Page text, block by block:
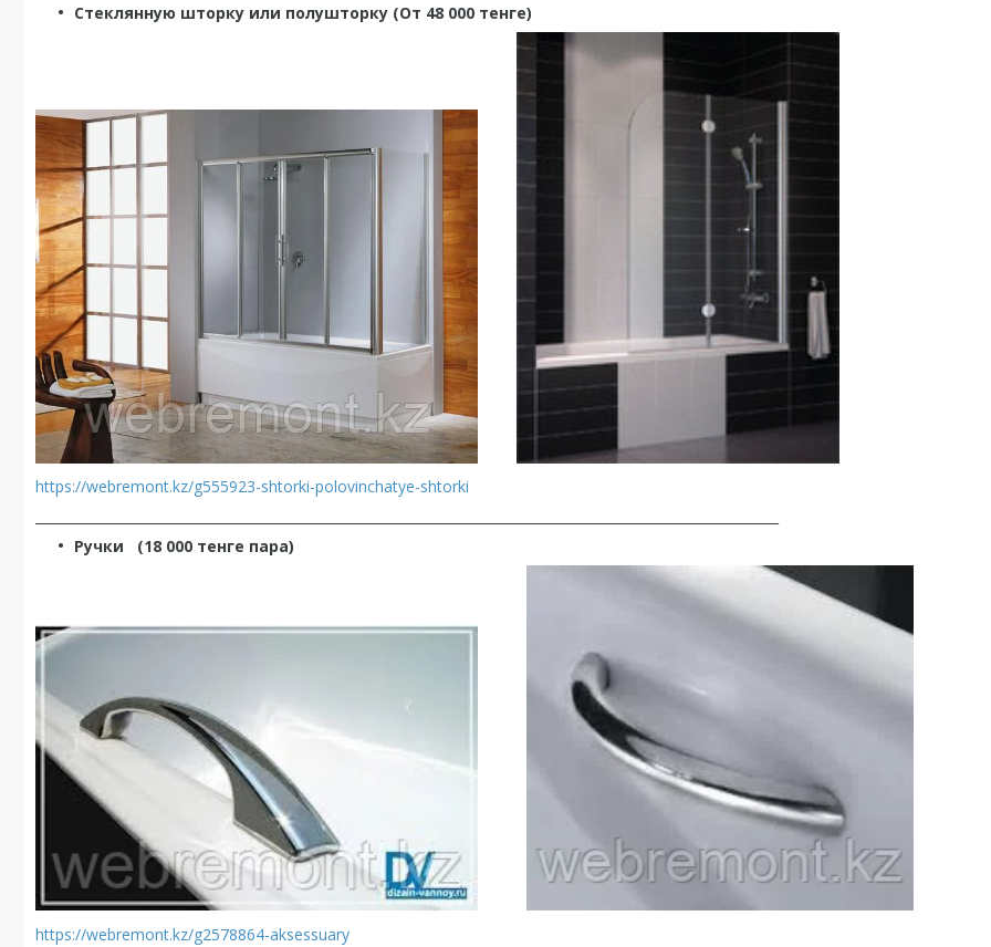
Стеклянную шторку или полушторку (От 48 000 тенге)
https://webremont.kz/g555923-shtorki-polovinchatye-shtorki
Ручки
(18 000 тенге пара)
https://webremont.kz/g2578864-aksessuary